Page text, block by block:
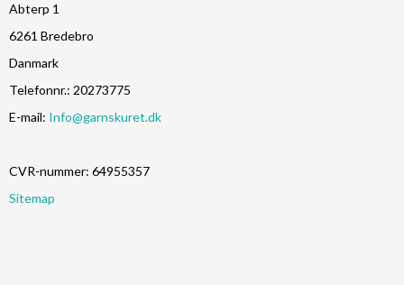
Abterp 1
6261 Bredebro
Danmark
Telefonnr.: 20273775
E-mail: Info@garnskuret.dk
CVR-nummer: 64955357
Sitemap